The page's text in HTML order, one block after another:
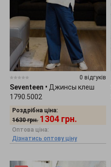
0 відгуків
Seventeen • Джинсы клеш
1790.5002
Роздрібна ціна:
1630 грн. 1304 грн.
Оптова ціна:
Дізнатись оптову ціну